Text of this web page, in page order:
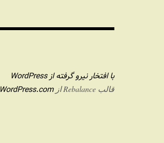
با افتخار نیرو گرفته از WordPress
قالب Rebalance از WordPress.com